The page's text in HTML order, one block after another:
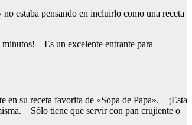
estaba pensando en incluirlo como una receta
minutos! Es un excelente entrante para
en su receta favorita de «Sopa de Papa». ¡Esta
Sólo tiene que servir con pan crujiente o